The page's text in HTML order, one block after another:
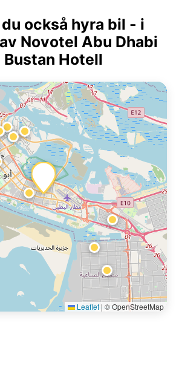
också hyra bil - i
Novotel Abu Dhabi
Bustan Hotell
Leaflet | © OpenStreetMap